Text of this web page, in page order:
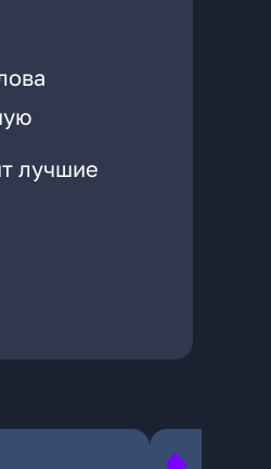
лучшие